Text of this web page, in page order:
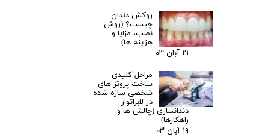
روکش دندان
چیست؟ (روش
نصب، مزایا و
هزینه ها)
۲۱ آبان ۰۳
مراحل کلیدی
ساخت پروتز های
شخصی سازه شده
در لابراتوار
دندانسازی (چالش ها و
راهکارها)
۱۹ آبان ۰۳